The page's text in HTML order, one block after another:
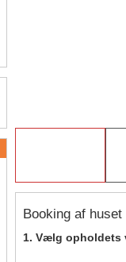
Booking af huset
1. Vælg opholdets